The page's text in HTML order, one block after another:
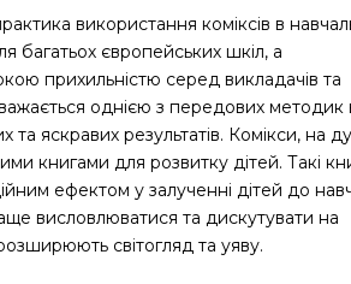
використання коміксів в
багатьох європейських шкіл, а
прихильністю серед викладачів та
однією з передових методик
та яскравих результатів. Комікси, на
книгами для розвитку дітей. Такі
ефектом у залученні дітей до
висловлюватися та дискутувати на
світогляд та уяву.